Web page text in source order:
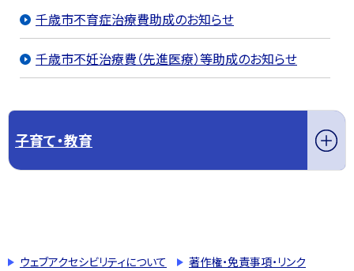
千歳市不育症治療費助成のお知らせ
千歳市不妊治療費（先進医療）等助成のお知らせ
子育て・教育
ウェブアクセシビリティについて
著作権・免責事項・リンク